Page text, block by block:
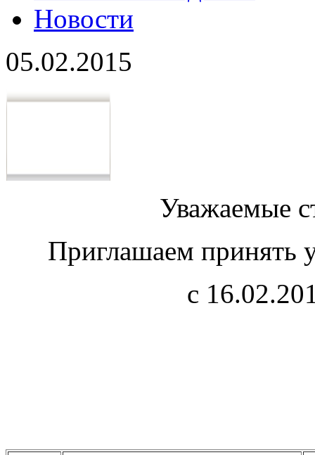
Новости
05.02.2015
Уважаемые
Приглашаем принять
с